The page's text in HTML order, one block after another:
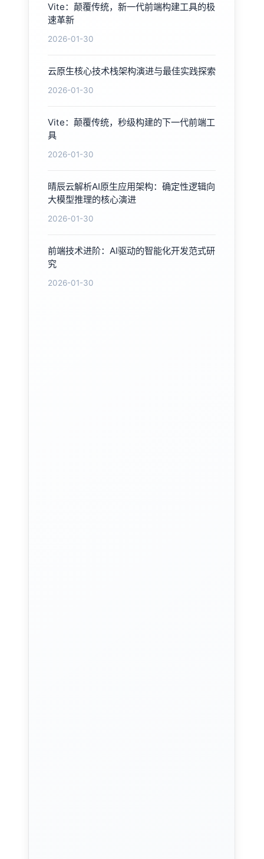
Vite：颠覆传统，新一代前端构建工具的极
速革新
2026-01-30
云原生核心技术栈架构演进与最佳实践探索
2026-01-30
Vite：颠覆传统，秒级构建的下一代前端工
具
2026-01-30
晴辰云解析AI原生应用架构：确定性逻辑向
大模型推理的核心演进
2026-01-30
前端技术进阶：AI驱动的智能化开发范式研
究
2026-01-30